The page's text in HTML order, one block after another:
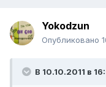
Yokodzun
Опубликовано
В 10.10.2011 в